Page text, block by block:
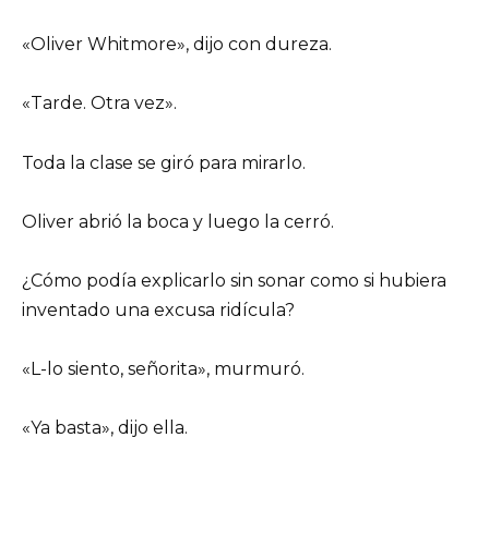
«Oliver Whitmore», dijo con dureza.
«Tarde. Otra vez».
Toda la clase se giró para mirarlo.
Oliver abrió la boca y luego la cerró.
¿Cómo podía explicarlo sin sonar como si hubiera
inventado una excusa ridícula?
«L-lo siento, señorita», murmuró.
«Ya basta», dijo ella.